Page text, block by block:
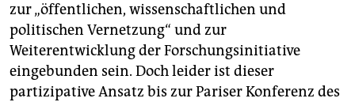
zur „öffentlichen, wissenschaftlichen und
politischen Vernetzung“ und zur
Weiterentwicklung der Forschungs­initiative
eingebunden sein. Doch leider ist dieser
partizipative Ansatz bis zur Pariser Konferenz des